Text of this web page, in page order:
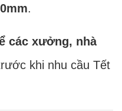
.
các xưởng, nhà
khi nhu cầu Tết